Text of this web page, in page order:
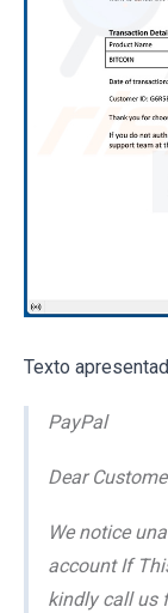
Texto
PayPal
Dear
We notice
account If
kindly call us